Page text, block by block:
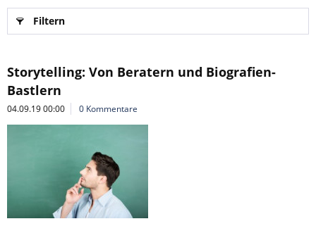
Filtern
Storytelling: Von Beratern und Biografien-
Bastlern
04.09.19 00:00 0 Kommentare